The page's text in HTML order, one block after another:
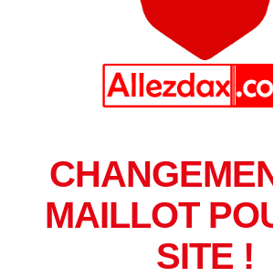
MAILLOT
SITE !